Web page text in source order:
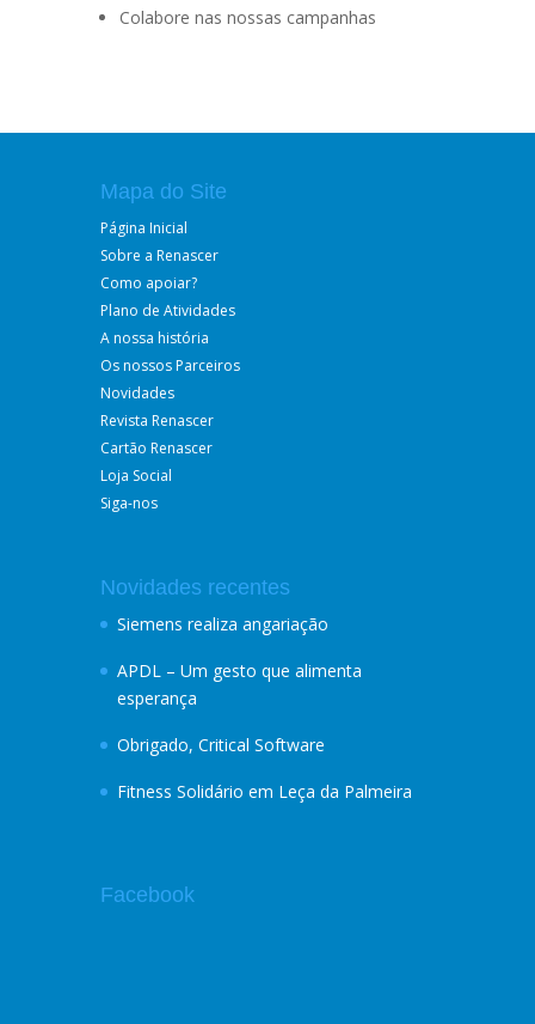
Colabore nas nossas campanhas
Mapa do Site
Página Inicial
Sobre a Renascer
Como apoiar?
Plano de Atividades
A nossa história
Os nossos Parceiros
Novidades
Revista Renascer
Cartão Renascer
Loja Social
Siga-nos
Novidades recentes
Siemens realiza angariação
APDL – Um gesto que alimenta
esperança
Obrigado, Critical Software
Fitness Solidário em Leça da Palmeira
Facebook